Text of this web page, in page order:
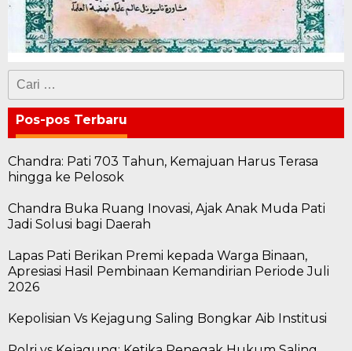
Cari
untuk:
Pos-pos Terbaru
Chandra: Pati 703 Tahun, Kemajuan Harus Terasa
hingga ke Pelosok
Chandra Buka Ruang Inovasi, Ajak Anak Muda Pati
Jadi Solusi bagi Daerah
Lapas Pati Berikan Premi kepada Warga Binaan,
Apresiasi Hasil Pembinaan Kemandirian Periode Juli
2026
Kepolisian Vs Kejagung Saling Bongkar Aib Institusi